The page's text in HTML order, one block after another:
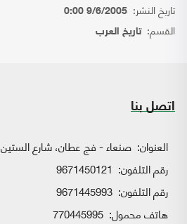
تاريخ النشر: 9/6/2005 0:00
القسم:تاريخ العرب
اتصل بنا
العنوان: صنعاء - فج عطان، شارع الستين
رقم التلفون: 9671450121
رقم التلفون: 9671445993
هاتف محمول: 770445995